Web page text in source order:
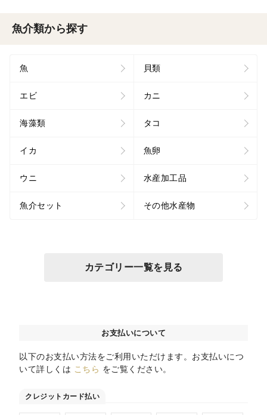
魚介類から探す
魚 貝類
エビ カニ
海藻類 タコ
イカ 魚卵
ウニ 水産加工品
魚介セット その他水産物
カテゴリー一覧を見る
お支払いについて
以下のお支払い方法をご利用いただけます。お支払いにつ
いて詳しくは こちら をご覧ください。
クレジットカード払い